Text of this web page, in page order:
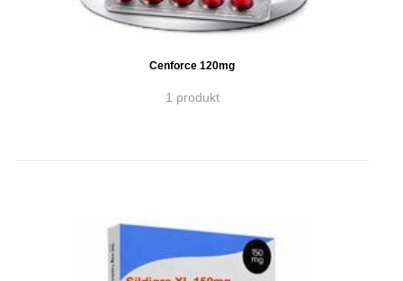
Cenforce 120mg
1 produkt